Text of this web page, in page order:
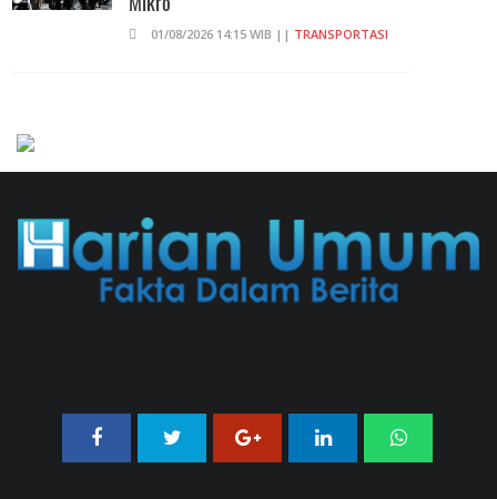
01/08/2026 14:15 WIB || TRANSPORTASI
Ditolak, Gagal Dapat Ganti Rugi Rp
206 Juta
06/08/2026 12:28 WIB || HUKUM
Eksepsinya Diterima Hakim, Dokter
Tifa Praperadilankan Kejaksaan